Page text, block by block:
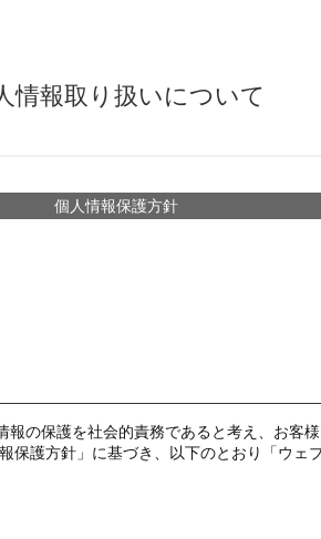
情報取り扱いについて
個人情報保護方針
の保護を社会的責務であると考え、お客
護方針」に基づき、以下のとおり「ウェ